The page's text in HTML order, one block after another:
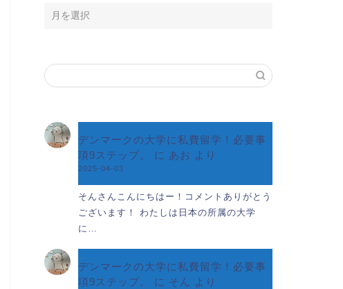
デンマークの大学に私費留学！必要事
項9ステップ。
に あお より
2025-04-03
そんさんこんにちはー！コメントありがとう
ございます！ わたしは日本の所属の大学
に…
デンマークの大学に私費留学！必要事
項9ステップ。
に そん より